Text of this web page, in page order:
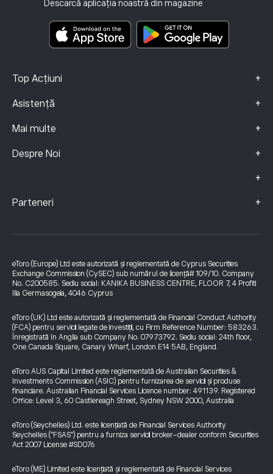
Descarcă aplicația noastră din magazine
Top Acțiuni +
Asistență +
Mai multe +
Despre Noi +
+
Documente cu informații cheie
Date Despre Reclamații (clienți FCA)
Parteneri +
eToro (Europe) Ltd este autorizată și reglementată de Cyprus Securities
Exchange Commission (CySEC) sub numărul de licență# 109/10. Company
No. C200585. Sediu social: KANIKA BUSINESS CENTRE, FLOOR 7, 4 Profiti
Ilia Germasogeia, 4046 Cyprus
eToro (UK) Ltd este autorizată și reglementată de Financial Conduct Authority
(FCA) pentru servicii legate de investiții, cu Firm Reference Number: 583263.
Înregistrată în Anglia sub Company No. 07973792. Sediu social: 24th floor,
One Canada Square, Canary Wharf, London E14 5AB, England.
eToro AUS Capital Limited este reglementată de Australian Securities &
Investments Commission (ASIC) pentru furnizarea de servicii și produse
financiare. Australian Financial Services Licence number: 491139. Registered
Office: Level 3, 60 Castlereagh Street, Sydney NSW 2000, Australia
eToro (Seychelles) Ltd. este licențiată de Financial Services Authority
Seychelles ("FSAS") pentru a furniza servicii broker-dealer conform Securities
Act 2007 License #SD076
eToro (ME) Limited este licențiată și reglementată de Financial Services